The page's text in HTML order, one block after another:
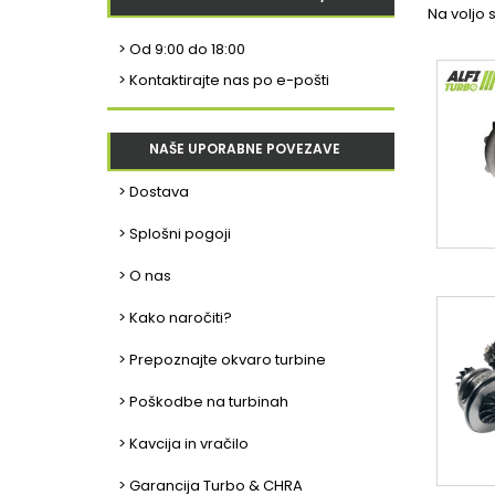
> Od 9:00 do 18:00
> Kontaktirajte nas po e-pošti
NAŠE UPORABNE POVEZAVE
> Dostava
> Splošni pogoji
> O nas
> Kako naročiti?
> Prepoznajte okvaro turbine
> Poškodbe na turbinah
> Kavcija in vračilo
> Garancija Turbo & CHRA
Na voljo